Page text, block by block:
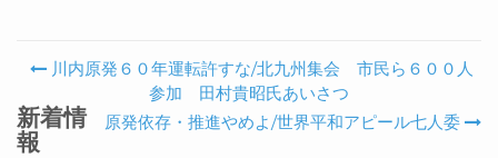
Post navigation
川内原発６０年運転許すな/北九州集会 市民ら６００人
参加 田村貴昭氏あいさつ
原発依存・推進やめよ/世界平和アピール七人委
新着情
報